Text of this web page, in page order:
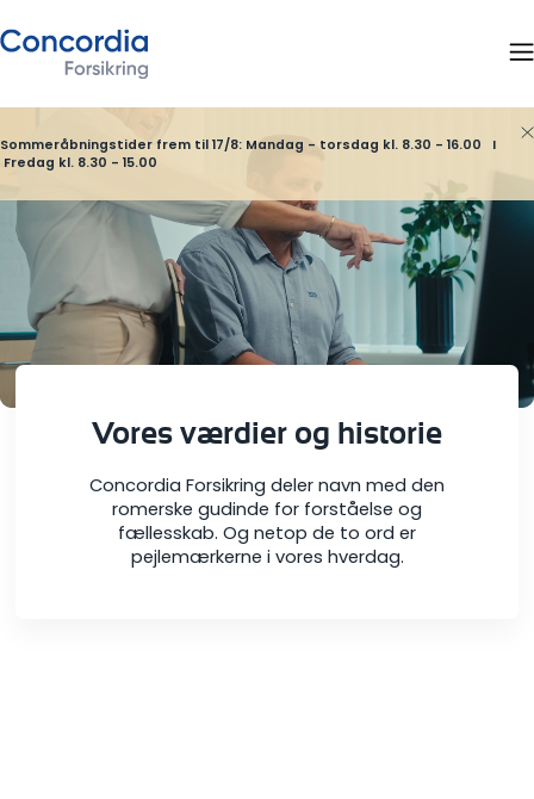
Sommeråbningstider frem til 17/8: Mandag - torsdag kl. 8.30 - 16.00 I
Fredag kl. 8.30 - 15.00
Vores værdier og historie
Concordia Forsikring deler navn med den
romerske gudinde for forståelse og
fællesskab. Og netop de to ord er
pejlemærkerne i vores hverdag.